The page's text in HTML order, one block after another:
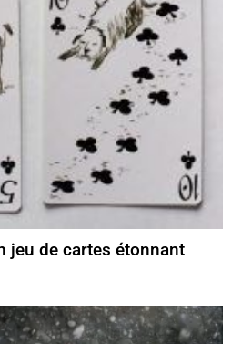
jeu de cartes étonnant